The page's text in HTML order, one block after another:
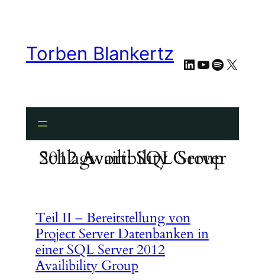
springenTorben Blankertz LinkedIn
YouTube
Spotify
X
Schlagwort:
SQL Server 2012 Availibility Group
Teil II – Bereitstellung von
Project Server Datenbanken in
einer SQL Server 2012
Availibility Group